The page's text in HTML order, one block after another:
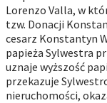
Lorenzo Valla, w
tzw. Donacji
cesarz Konstantyn
papieża Sylwestra
uznaje wyższość
przekazuje
nieruchomości,